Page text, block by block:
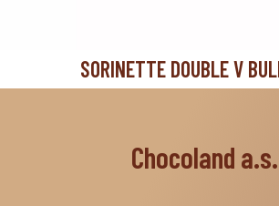
SORINETTE DOUBLE V
Chocoland a.s.